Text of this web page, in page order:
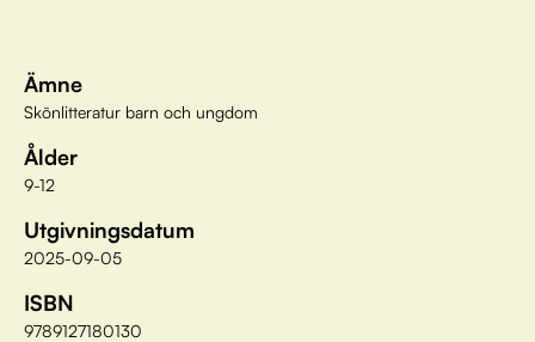
Ämne
Skönlitteratur barn och ungdom
Ålder
9-12
Utgivningsdatum
2025-09-05
ISBN
9789127180130